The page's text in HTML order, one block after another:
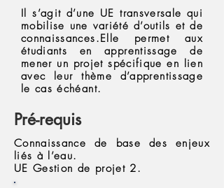
Il s’agit d’une UE transversale qui
mobilise une variété d’outils et de
connaissances.Elle permet aux
étudiants en apprentissage de
mener un projet spécifique en lien
avec leur thème d’apprentissage
le cas échéant.
Pré-requis
Connaissance de base des enjeux
liés à l’eau.
UE Gestion de projet 2.